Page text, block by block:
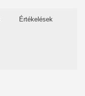
Értékelések